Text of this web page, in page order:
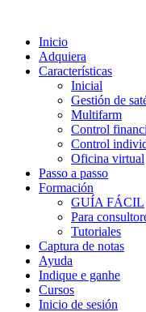
Inicio
Adquiera
Características
Inicial
Gestión de
Multifarm
Control
Control
Oficina virtual
Passo a passo
Formación
GUÍA FÁCIL
Para
Tutoriales
Captura de notas
Ayuda
Indique e ganhe
Cursos
Inicio de sesión